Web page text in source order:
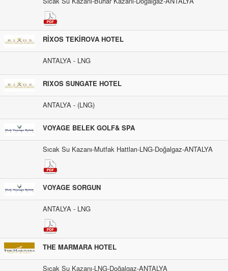
RİXOS TEKİROVA HOTEL
ANTALYA - LNG
RIXOS SUNGATE HOTEL
ANTALYA - (LNG)
VOYAGE BELEK GOLF& SPA
Sıcak Su Kazanı-Mutfak Hattları-LNG-Doğalgaz-ANTALYA
VOYAGE SORGUN
ANTALYA - LNG
THE MARMARA HOTEL
Sıcak Su Kazanı-LNG-Doğalgaz-ANTALYA